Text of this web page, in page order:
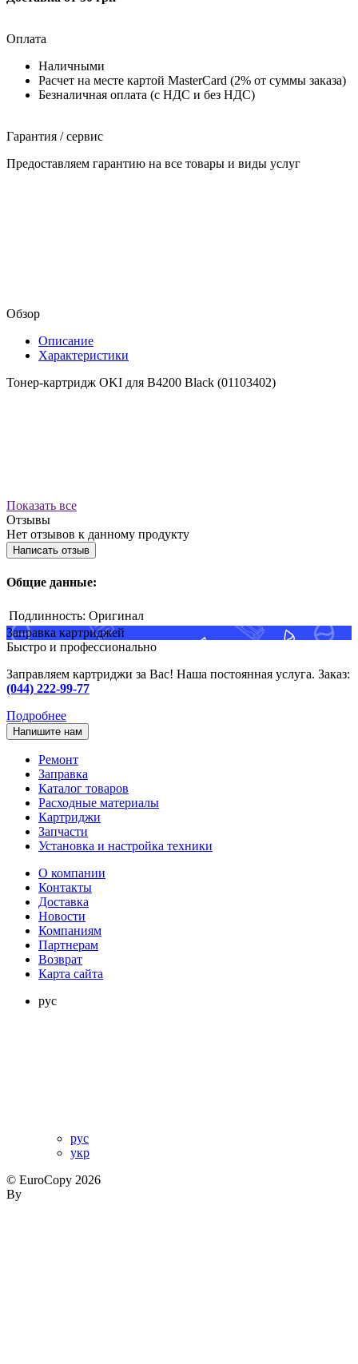
Оплата
Наличными
Расчет на месте картой MasterCard (2% от суммы заказа)
Безналичная оплата (с НДС и без НДС)
Гарантия / сервис
Предоставляем гарантию на все товары и виды услуг
Обзор
Описание
Характеристики
Тонер-картридж OKI для B4200 Black (01103402)
Показать все
Отзывы
Нет отзывов к данному продукту
Написать отзыв
Общие данные:
Подлинность: Оригинал
Заправка картриджей
Быстро и профессионально
Заправляем картриджи за Вас! Наша постоянная услуга. Заказ:
(044) 222-99-77
Подробнее
Напишите нам
Ремонт
Заправка
Каталог товаров
Расходные материалы
Картриджи
Запчасти
Установка и настройка техники
О компании
Контакты
Доставка
Новости
Компаниям
Партнерам
Возврат
Карта сайта
рус
рус
укр
© EuroCopy 2026
By